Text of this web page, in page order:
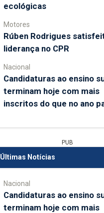
ecológicas
Motores
Rúben Rodrigues
liderança no CPR
Nacional
Candidaturas ao ensino
terminam hoje com mais
inscritos do que no ano
PUB
Últimas Notícias
Nacional
Candidaturas ao ensino
terminam hoje com mais